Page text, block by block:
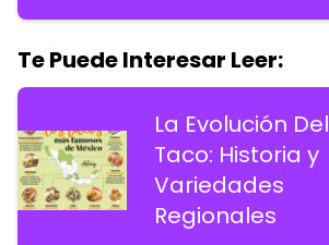
Te Puede Interesar Leer:
La Evolución Del
Taco: Historia y
Variedades
Regionales